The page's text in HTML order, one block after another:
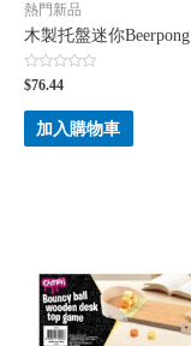
熱門新品
木製托盤迷你Beerpong
評
分
0
滿
分
5
$76.44
加入購物車